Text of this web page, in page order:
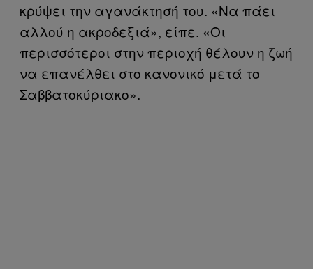
κρύψει την αγανάκτησή του. «Να πάει
αλλού η ακροδεξιά», είπε. «Οι
περισσότεροι στην περιοχή θέλουν η ζωή
να επανέλθει στο κανονικό μετά το
Σαββατοκύριακο».